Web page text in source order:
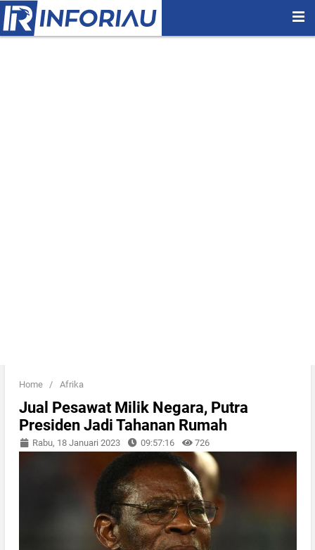
Home / Afrika
Jual Pesawat Milik Negara, Putra
Presiden Jadi Tahanan Rumah
Rabu, 18 Januari 2023 09:57:16 726